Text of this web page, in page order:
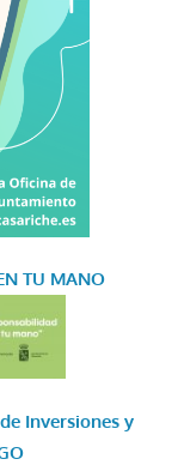
TU MANO
Inversiones y